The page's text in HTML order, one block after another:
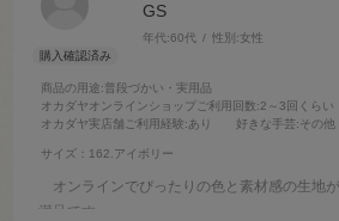
GS
年代:60代 性別:女性
商品の用途:普段づかい・実用品
オカダヤオンラインショップご利用回数:2～3回くらい
オカダヤ実店舗ご利用経験:あり 好きな手芸:その他
サイズ：162.アイボリー
オンラインでぴったりの色と素材感の生地
満足です